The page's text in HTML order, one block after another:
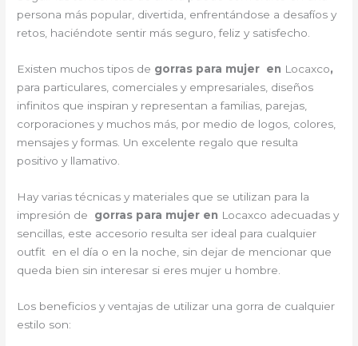
persona más popular, divertida, enfrentándose a desafíos y
retos, haciéndote sentir más seguro, feliz y satisfecho.
Existen muchos tipos de gorras para mujer en Locaxco,
para particulares, comerciales y empresariales, diseños
infinitos que inspiran y representan a familias, parejas,
corporaciones y muchos más, por medio de logos, colores,
mensajes y formas. Un excelente regalo que resulta
positivo y llamativo.
Hay varias técnicas y materiales que se utilizan para la
impresión de gorras para mujer en Locaxco adecuadas y
sencillas, este accesorio resulta ser ideal para cualquier
outfit en el día o en la noche, sin dejar de mencionar que
queda bien sin interesar si eres mujer u hombre.
Los beneficios y ventajas de utilizar una gorra de cualquier
estilo son: